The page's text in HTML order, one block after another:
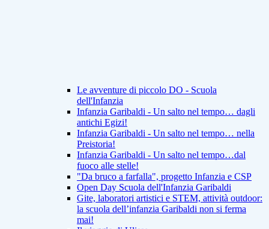
Le avventure di piccolo DO - Scuola
dell'Infanzia
Infanzia Garibaldi - Un salto nel tempo… dagli
antichi Egizi!
Infanzia Garibaldi - Un salto nel tempo… nella
Preistoria!
Infanzia Garibaldi - Un salto nel tempo…dal
fuoco alle stelle!
"Da bruco a farfalla", progetto Infanzia e CSP
Open Day Scuola dell'Infanzia Garibaldi
Gite, laboratori artistici e STEM, attività outdoor:
la scuola dell’infanzia Garibaldi non si ferma
mai!